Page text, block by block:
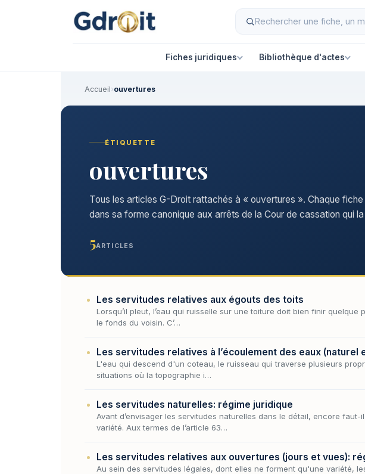
Fiches juridiques Bibliothèque d'actes
Accueil›ouvertures
ÉTIQUETTE
ouvertures
Tous les articles G-Droit rattachés à « ouvertures ». Chaque
dans sa forme canonique aux arrêts de la Cour de cassation qui
5ARTICLES
Les servitudes relatives aux égouts des toits
Lorsqu’il pleut, l’eau qui ruisselle sur une toiture doit bien finir
le fonds du voisin. C’…
Les servitudes relatives à l’écoulement des eaux (naturel
L'eau qui descend d'un coteau, le ruisseau qui traverse plusieurs
situations où la topographie i…
Les servitudes naturelles: régime juridique
Avant d’envisager les servitudes naturelles dans le détail, encore
variété. Aux termes de l’article 63…
Les servitudes relatives aux ouvertures (jours et vues):
Au sein des servitudes légales, dont elles ne forment qu'une variété,